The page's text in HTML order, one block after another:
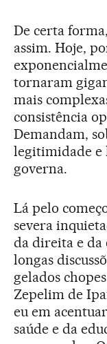
De certa
assim. Hoje,
tornaram
mais
consistência
Demandam,
legitimidade e
governa.
Lá pelo
severa
da direita e da
longas
gelados
Zepelim de
eu em
saúde e da